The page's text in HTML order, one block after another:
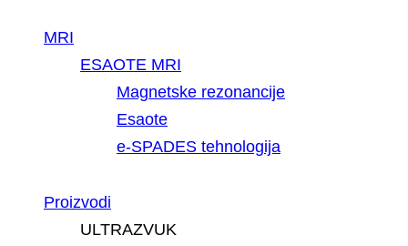
MRI
ESAOTE MRI
Magnetske rezonancije
Esaote
e-SPADES tehnologija
Proizvodi
ULTRAZVUK